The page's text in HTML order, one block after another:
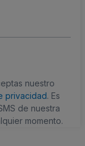
nuestro
privacidad. Es
de nuestra
momento.